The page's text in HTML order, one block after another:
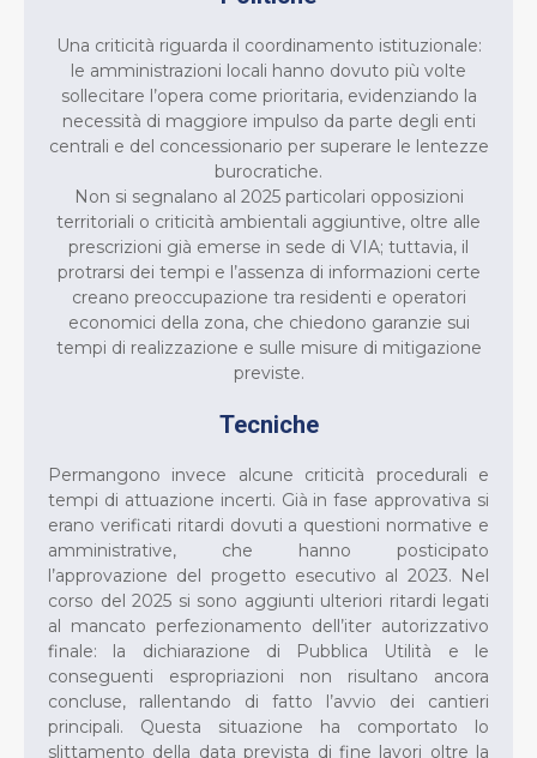
Una criticità riguarda il coordinamento istituzionale:
le amministrazioni locali hanno dovuto più volte
sollecitare l’opera come prioritaria, evidenziando la
necessità di maggiore impulso da parte degli enti
centrali e del concessionario per superare le lentezze
burocratiche.
Non si segnalano al 2025 particolari opposizioni
territoriali o criticità ambientali aggiuntive, oltre alle
prescrizioni già emerse in sede di VIA; tuttavia, il
protrarsi dei tempi e l’assenza di informazioni certe
creano preoccupazione tra residenti e operatori
economici della zona, che chiedono garanzie sui
tempi di realizzazione e sulle misure di mitigazione
previste.
Tecniche
Permangono invece alcune criticità procedurali e
tempi di attuazione incerti. Già in fase approvativa si
erano verificati ritardi dovuti a questioni normative e
amministrative, che hanno posticipato
l’approvazione del progetto esecutivo al 2023. Nel
corso del 2025 si sono aggiunti ulteriori ritardi legati
al mancato perfezionamento dell’iter autorizzativo
finale: la dichiarazione di Pubblica Utilità e le
conseguenti espropriazioni non risultano ancora
concluse, rallentando di fatto l’avvio dei cantieri
principali. Questa situazione ha comportato lo
slittamento della data prevista di fine lavori oltre la